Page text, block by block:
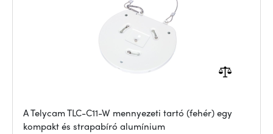
A Telycam TLC-C11-W mennyezeti tartó (fehér) egy
kompakt és strapabíró alumínium